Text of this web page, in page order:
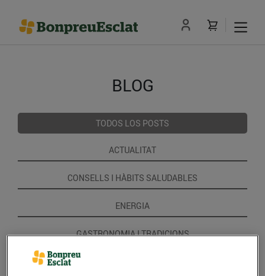
BLOG
TODOS LOS POSTS
ACTUALITAT
CONSELLS I HÀBITS SALUDABLES
ENERGIA
GASTRONOMIA I TRADICIONS